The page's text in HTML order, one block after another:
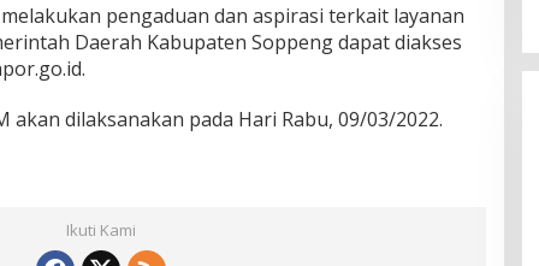
pengaduan dan aspirasi terkait layanan
Daerah Kabupaten Soppeng dapat diakses
dilaksanakan pada Hari Rabu, 09/03/2022.
Ikuti Kami